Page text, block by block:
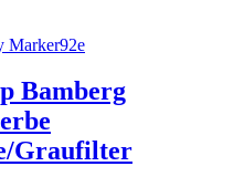
Marker92e
Bamberg
Graufilter